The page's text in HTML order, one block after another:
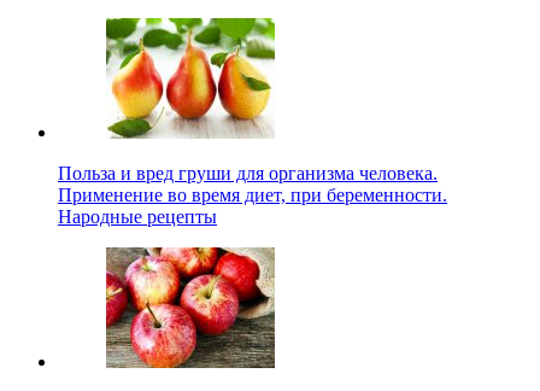
Польза и вред груши для организма человека.
Применение во время диет, при беременности.
Народные рецепты